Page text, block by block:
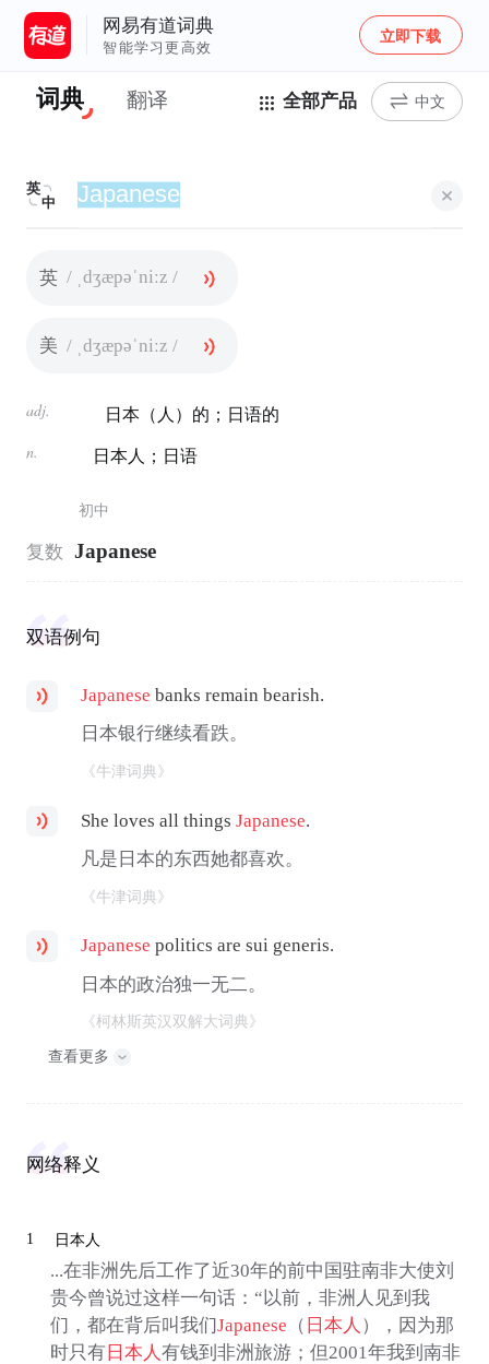
网易有道词典
智能学习更高效
立即下载
词典 翻译 全部产品 中文
英
中
英 / ˌdʒæpəˈniːz /
美 / ˌdʒæpəˈniːz /
adj. 日本（人）的；日语的
n. 日本人；日语
初中
复数 Japanese
双语例句
Japanese banks remain bearish.
日本银行继续看跌。
《牛津词典》
She loves all thingsJapanese.
凡是日本的东西她都喜欢。
《牛津词典》
Japanese politics are sui generis.
日本的政治独一无二。
《柯林斯英汉双解大词典》
查看更多
网络释义
1 日本人
...在非洲先后工作了近30年的前中国驻南非大使刘
贵今曾说过这样一句话：“以前，非洲人见到我
们，都在背后叫我们Japanese （ 日本人 ），因为那
时只有日本人 有钱到非洲旅游；但2001年我到南非